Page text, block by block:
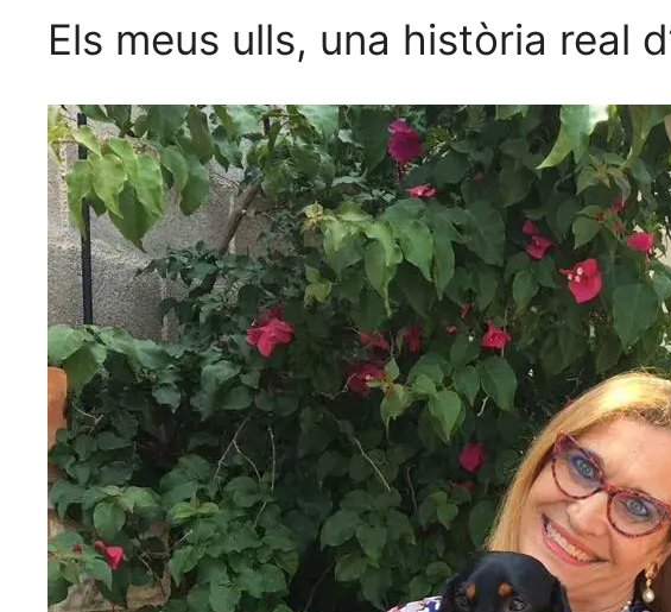
Els meus ulls, una història real